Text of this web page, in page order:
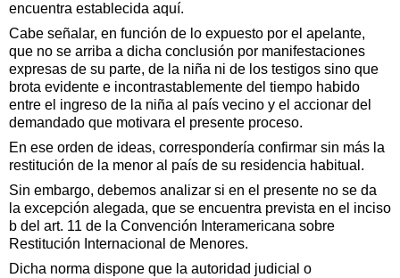
encuentra establecida aquí.
Cabe señalar, en función de lo expuesto por el apelante,
que no se arriba a dicha conclusión por manifestaciones
expresas de su parte, de la niña ni de los testigos sino que
brota evidente e incontrastablemente del tiempo habido
entre el ingreso de la niña al país vecino y el accionar del
demandado que motivara el presente proceso.
En ese orden de ideas, correspondería confirmar sin más la
restitución de la menor al país de su residencia habitual.
Sin embargo, debemos analizar si en el presente no se da
la excepción alegada, que se encuentra prevista en el inciso
b del art. 11 de la Convención Interamericana sobre
Restitución Internacional de Menores.
Dicha norma dispone que la autoridad judicial o